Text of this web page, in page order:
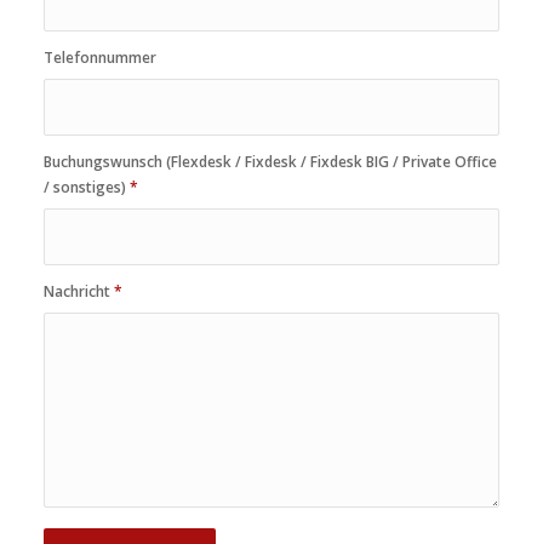
Telefonnummer
Buchungswunsch (Flexdesk / Fixdesk / Fixdesk BIG / Private Office
/ sonstiges) *
Nachricht*